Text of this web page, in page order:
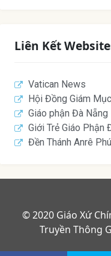
Liên Kết
Vatican News
Hội Đồng Giám
Giáo phận Đà Nẵng
Giới Trẻ Giáo Phận
Đền Thánh Anrê
© 2020 Giáo Xứ
Truyền Thông